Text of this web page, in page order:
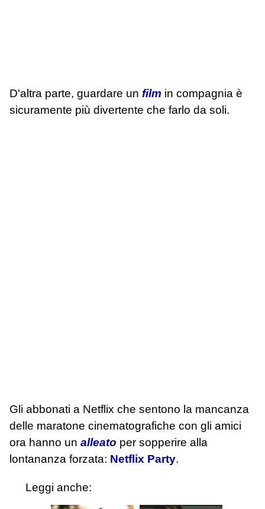
D'altra parte, guardare un film in compagnia è
sicuramente più divertente che farlo da soli.
Gli abbonati a Netflix che sentono la mancanza
delle maratone cinematografiche con gli amici
ora hanno un alleato per sopperire alla
lontananza forzata: Netflix Party.
Leggi anche: